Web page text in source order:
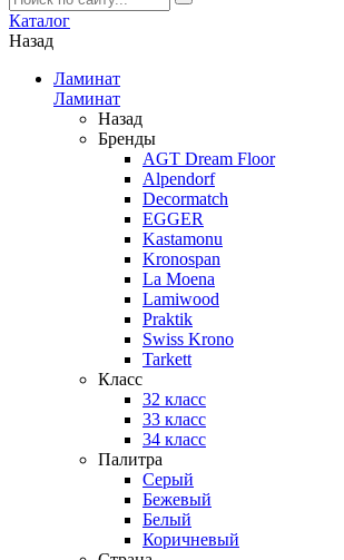
Каталог
Назад
Ламинат
Ламинат
Назад
Бренды
AGT Dream Floor
Alpendorf
Decormatch
EGGER
Kastamonu
Kronospan
La Moena
Lamiwood
Praktik
Swiss Krono
Tarkett
Класс
32 класс
33 класс
34 класс
Палитра
Серый
Бежевый
Белый
Коричневый